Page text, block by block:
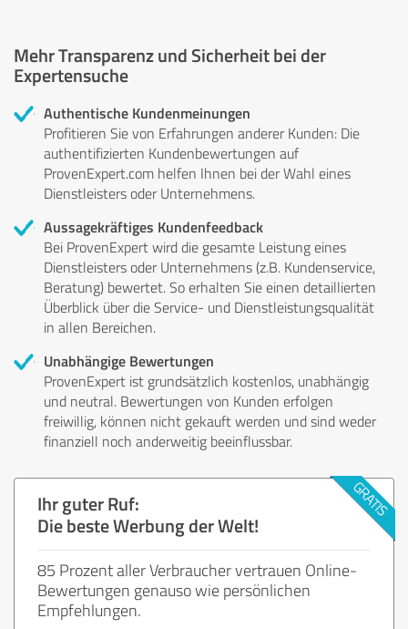
Mehr Transparenz und Sicherheit bei der
Expertensuche
Authentische Kundenmeinungen
Profitieren Sie von Erfahrungen anderer Kunden: Die
authentifizierten Kundenbewertungen auf
ProvenExpert.com helfen Ihnen bei der Wahl eines
Dienstleisters oder Unternehmens.
Aussagekräftiges Kundenfeedback
Bei ProvenExpert wird die gesamte Leistung eines
Dienstleisters oder Unternehmens (z.B. Kundenservice,
Beratung) bewertet. So erhalten Sie einen detaillierten
Überblick über die Service- und Dienstleistungsqualität
in allen Bereichen.
Unabhängige Bewertungen
ProvenExpert ist grundsätzlich kostenlos, unabhängig
und neutral. Bewertungen von Kunden erfolgen
freiwillig, können nicht gekauft werden und sind weder
finanziell noch anderweitig beeinflussbar.
Ihr guter Ruf:
Die beste Werbung der Welt!
85 Prozent aller Verbraucher vertrauen Online-
Bewertungen genauso wie persönlichen
Empfehlungen.